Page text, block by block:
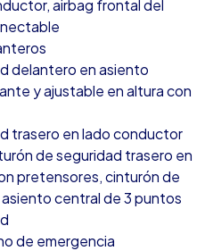
airbag frontal del
delantero en asiento
y ajustable en altura con
trasero en lado conductor
de seguridad trasero en
pretensores, cinturón de
central de 3 puntos
de emergencia